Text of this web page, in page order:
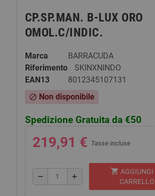
CP.SP.MAN. B-LUX ORO
OMOL.C/INDIC.
Marca
BARRACUDA
Riferimento
SKINXNINDO
EAN13
8012345107131
block Non disponibile
Spedizione Gratuita da €50
219,91 € Tasse incluse
remove add
shopping_cart AGGIUNGI
CARRELLO